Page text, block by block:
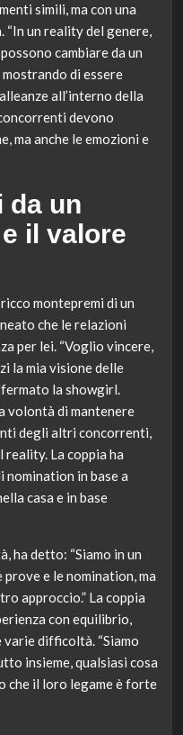
simili, ma con una
un reality del genere,
cambiare da un
di essere
all’interno della
devono
ma anche le emozioni e
da un
il valore
montepremi di un
che le relazioni
per lei. “Voglio vincere,
la mia visione delle
la showgirl.
volontà di mantenere
degli altri concorrenti,
reality. La coppia ha
in base a
casa e in base
ha detto: “Siamo in un
e le nomination, ma
approccio.” La coppia
con equilibrio,
difficoltà. “Siamo
insieme, qualsiasi cosa
che il loro legame è forte